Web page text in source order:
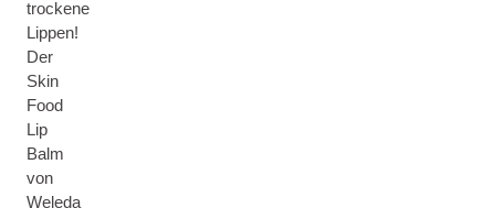
trockene
Lippen!
Der
Skin
Food
Lip
Balm
von
Weleda